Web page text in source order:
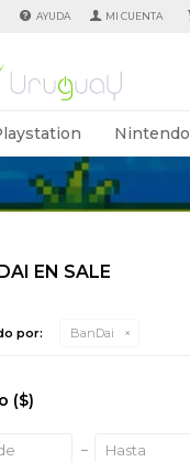
Nintendo
AYUDA
EN SALE
por: BanDai
($)